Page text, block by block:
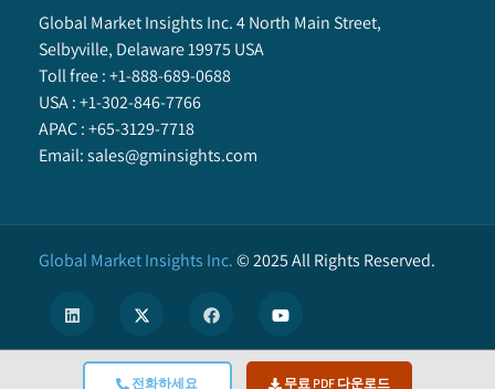
전화하세요 무료 PDF 다운로드
Global Market Insights Inc. 4 North Main Street,
Selbyville, Delaware 19975 USA
Toll free :+1-888-689-0688
USA :+1-302-846-7766
APAC :+65-3129-7718
Email:sales@gminsights.com
Global Market Insights Inc.©2025All Rights Reserved.